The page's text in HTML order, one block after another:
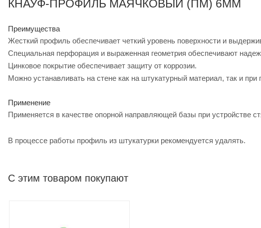
КНАУФ-ПРОФИЛЬ МАЯЧКОВЫЙ (ПМ) 6ММ
Преимущества
Жесткий профиль обеспечивает четкий уровень поверхности и
Специальная перфорация и выраженная геометрия обеспечивают
Цинковое покрытие обеспечивает защиту от коррозии.
Можно устанавливать на стене как на штукатурный материал, так и
Применение
Применяется в качестве опорной направляющей базы при устройстве
В процессе работы профиль из штукатурки рекомендуется удалять.
С этим товаром покупают